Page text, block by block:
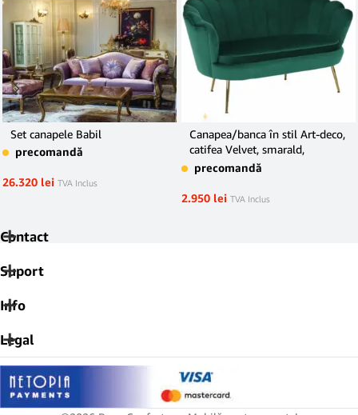
Set canapele Babil
precomandă
26.320 lei TVA Inclus
Canapea/banca în stil Art-deco,
catifea Velvet, smarald,
NOBLIN
precomandă
2.950 lei TVA Inclus
Contact
Suport
Info
Legal